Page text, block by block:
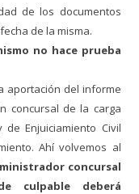
de los documentos
de la misma.
no hace prueba
aportación del informe
concursal de la carga
Enjuiciamiento Civil
Ahí volvemos al
concursal
culpable deberá